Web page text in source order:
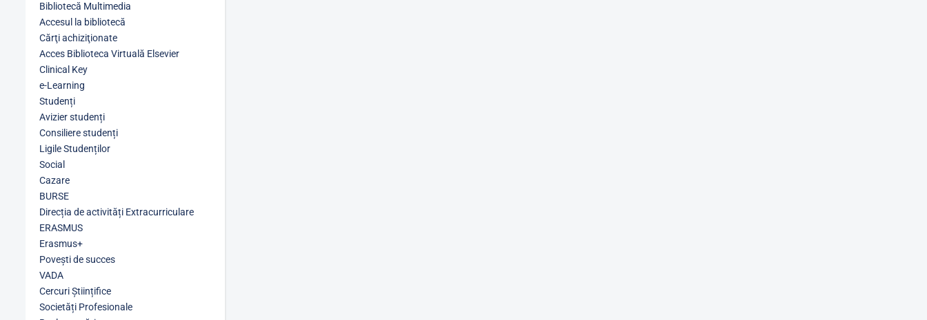
Bibliotecă Multimedia
Accesul la bibliotecă
Cărţi achiziţionate
Acces Biblioteca Virtuală Elsevier
Clinical Key
e-Learning
Studenți
Avizier studenți
Consiliere studenți
Ligile Studenților
Social
Cazare
BURSE
Direcția de activități Extracurriculare
ERASMUS
Erasmus+
Povești de succes
VADA
Cercuri Științifice
Societăți Profesionale